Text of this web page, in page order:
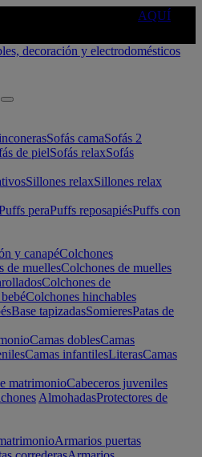
AQUÍ
Sofás camaSofás 2
de pielSofás relaxSofás
Sillones relaxSillones relax
peraPuffs reposapiésPuffs con
y canapéColchones
de muellesColchones de muelles
Colchones de
Colchones hinchables
Base tapizadasSomieresPatas de
Camas doblesCamas
Camas infantilesLiterasCamas
matrimonioCabeceros juveniles
AlmohadasProtectores de
Armarios puertas